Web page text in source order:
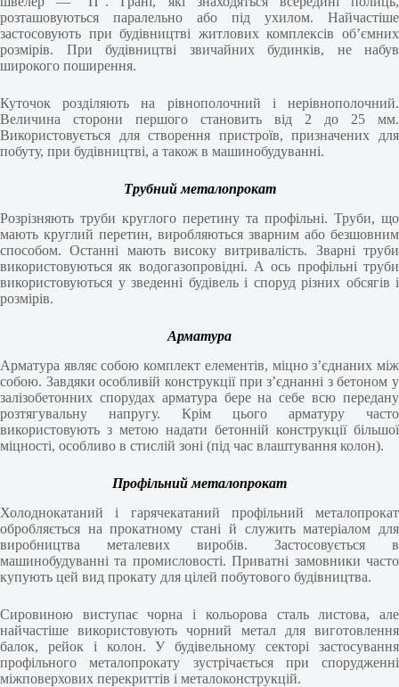
розташовуються паралельно або під ухилом. Найчастіше
застосовують при будівництві житлових комплексів об’ємних
розмірів. При будівництві звичайних будинків, не набув
широкого поширення.
Куточок розділяють на рівнополочний і нерівнополочний.
Величина сторони першого становить від 2 до 25 мм.
Використовується для створення пристроїв, призначених для
побуту, при будівництві, а також в машинобудуванні.
Трубний металопрокат
Розрізняють труби круглого перетину та профільні. Труби, що
мають круглий перетин, виробляються зварним або безшовним
способом. Останні мають високу витривалість. Зварні труби
використовуються як водогазопровідні. А ось профільні труби
використовуються у зведенні будівель і споруд різних обсягів і
розмірів.
Арматура
Арматура являє собою комплект елементів, міцно з’єднаних між
собою. Завдяки особливій конструкції при з’єднанні з бетоном у
залізобетонних спорудах арматура бере на себе всю передану
розтягувальну напругу. Крім цього арматуру часто
використовують з метою надати бетонній конструкції більшої
міцності, особливо в стислій зоні (під час влаштування колон).
Профільний металопрокат
Холоднокатаний і гарячекатаний профільний металопрокат
обробляється на прокатному стані й служить матеріалом для
виробництва металевих виробів. Застосовується в
машинобудуванні та промисловості. Приватні замовники часто
купують цей вид прокату для цілей побутового будівництва.
Сировиною виступає чорна і кольорова сталь листова, але
найчастіше використовують чорний метал для виготовлення
балок, рейок і колон. У будівельному секторі застосування
профільного металопрокату зустрічається при спорудженні
міжповерхових перекриттів і металоконструкцій.